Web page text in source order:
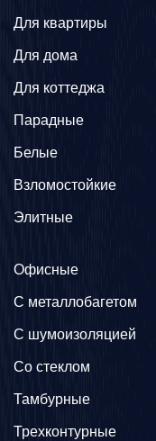
Для квартиры
Для дома
Для коттеджа
Парадные
Белые
Взломостойкие
Элитные
Офисные
C металлобагетом
С шумоизоляцией
Со стеклом
Тамбурные
Трехконтурные